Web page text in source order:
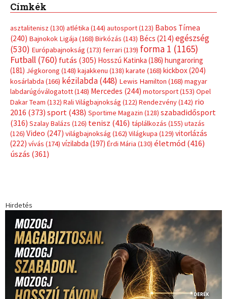
Címkék
asztalitenisz (130) atlétika (144) autosport(123) Babos Tímea
(240) Bajnokok Ligája (168) Birkózás (143) Bécs (214) egészség
(530) Európabajnokság (173) ferrari (139) forma 1 (1165)
Futball (760) futás (305) Hosszú Katinka (186) hungaroring
(181) Jégkorong (148) kajakkenu (138) karate (168) kickbox(204)
kosárlabda (166) kézilabda(448) Lewis Hamilton (168) magyar
labdarúgóválogatott(148) Mercedes (244) motorsport(153) Opel
Dakar Team (132) Rali Világbajnokság (122) Rendezvény(142) rio
2016 (373) sport(438) Sportime Magazin (128) szabadidősport
(316) Szalay Balázs (126) tenisz (416) táplálkozás (155) utazás
(126) Video (247) világbajnokság (162) Világkupa (129) vitorlázás
(222) vívás (174) vízilabda (197) Érdi Mária (130) életmód(416)
úszás (361)
Hirdetés